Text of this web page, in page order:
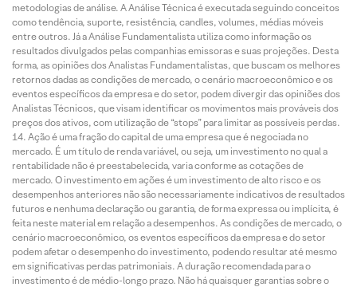
metodologias de análise. A Análise Técnica é executada seguindo conceitos
como tendência, suporte, resistência, candles, volumes, médias móveis
entre outros. Já a Análise Fundamentalista utiliza como informação os
resultados divulgados pelas companhias emissoras e suas projeções. Desta
forma, as opiniões dos Analistas Fundamentalistas, que buscam os melhores
retornos dadas as condições de mercado, o cenário macroeconômico e os
eventos específicos da empresa e do setor, podem divergir das opiniões dos
Analistas Técnicos, que visam identificar os movimentos mais prováveis dos
preços dos ativos, com utilização de “stops” para limitar as possíveis perdas.
Ação é uma fração do capital de uma empresa que é negociada no
mercado. É um título de renda variável, ou seja, um investimento no qual a
rentabilidade não é preestabelecida, varia conforme as cotações de
mercado. O investimento em ações é um investimento de alto risco e os
desempenhos anteriores não são necessariamente indicativos de resultados
futuros e nenhuma declaração ou garantia, de forma expressa ou implícita, é
feita neste material em relação a desempenhos. As condições de mercado, o
cenário macroeconômico, os eventos específicos da empresa e do setor
podem afetar o desempenho do investimento, podendo resultar até mesmo
em significativas perdas patrimoniais. A duração recomendada para o
investimento é de médio-longo prazo. Não há quaisquer garantias sobre o